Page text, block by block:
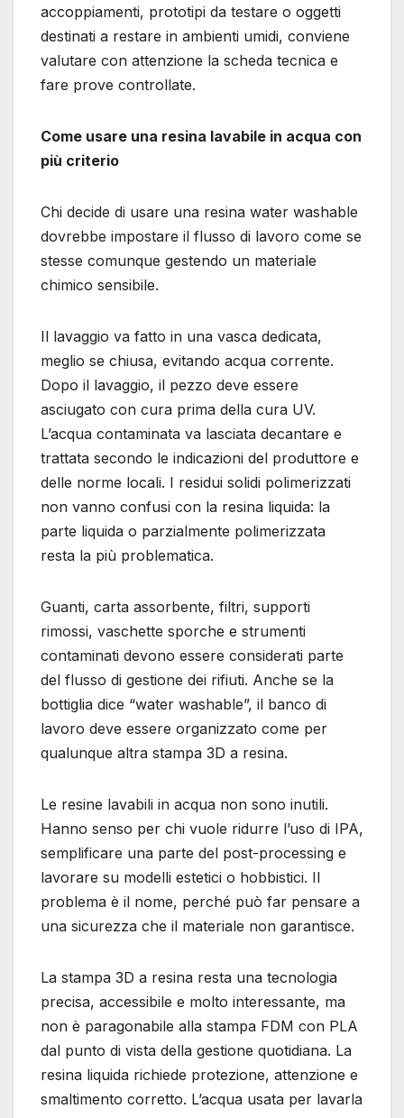
accoppiamenti, prototipi da testare o oggetti
destinati a restare in ambienti umidi, conviene
valutare con attenzione la scheda tecnica e
fare prove controllate.
Come usare una resina lavabile in acqua con
più criterio
Chi decide di usare una resina water washable
dovrebbe impostare il flusso di lavoro come se
stesse comunque gestendo un materiale
chimico sensibile.
Il lavaggio va fatto in una vasca dedicata,
meglio se chiusa, evitando acqua corrente.
Dopo il lavaggio, il pezzo deve essere
asciugato con cura prima della cura UV.
L’acqua contaminata va lasciata decantare e
trattata secondo le indicazioni del produttore e
delle norme locali. I residui solidi polimerizzati
non vanno confusi con la resina liquida: la
parte liquida o parzialmente polimerizzata
resta la più problematica.
Guanti, carta assorbente, filtri, supporti
rimossi, vaschette sporche e strumenti
contaminati devono essere considerati parte
del flusso di gestione dei rifiuti. Anche se la
bottiglia dice “water washable”, il banco di
lavoro deve essere organizzato come per
qualunque altra stampa 3D a resina.
Le resine lavabili in acqua non sono inutili.
Hanno senso per chi vuole ridurre l’uso di IPA,
semplificare una parte del post-processing e
lavorare su modelli estetici o hobbistici. Il
problema è il nome, perché può far pensare a
una sicurezza che il materiale non garantisce.
La stampa 3D a resina resta una tecnologia
precisa, accessibile e molto interessante, ma
non è paragonabile alla stampa FDM con PLA
dal punto di vista della gestione quotidiana. La
resina liquida richiede protezione, attenzione e
smaltimento corretto. L’acqua usata per lavarla